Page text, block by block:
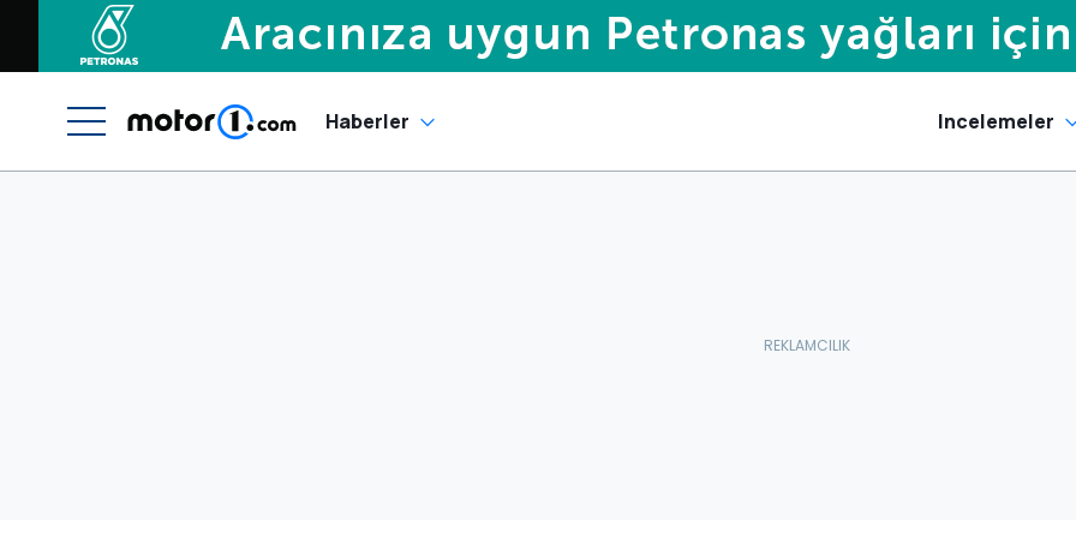
Haberler Incelemeler